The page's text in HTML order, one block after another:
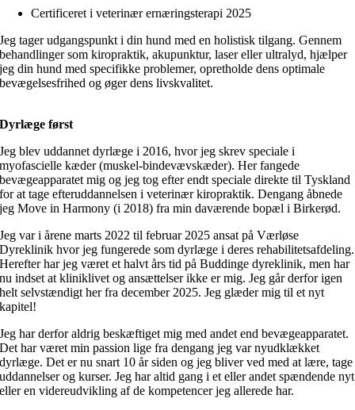
Certificeret i veterinær ernæringsterapi 2025
Jeg tager udgangspunkt i din hund med en holistisk tilgang. Gennem
behandlinger som kiropraktik, akupunktur, laser eller ultralyd, hjælper
jeg din hund med specifikke problemer, opretholde dens optimale
bevægelsesfrihed og øger dens livskvalitet.
Dyrlæge først
Jeg blev uddannet dyrlæge i 2016, hvor jeg skrev speciale i
myofascielle kæder (muskel-bindevævskæder). Her fangede
bevægeapparatet mig og jeg tog efter endt speciale direkte til Tyskland
for at tage efteruddannelsen i veterinær kiropraktik. Dengang åbnede
jeg Move in Harmony (i 2018) fra min daværende bopæl i Birkerød.
Jeg var i årene marts 2022 til februar 2025 ansat på Værløse
Dyreklinik hvor jeg fungerede som dyrlæge i deres rehabilitetsafdeling.
Herefter har jeg været et halvt års tid på Buddinge dyreklinik, men har
nu indset at kliniklivet og ansættelser ikke er mig. Jeg går derfor igen
helt selvstændigt her fra december 2025. Jeg glæder mig til et nyt
kapitel!
Jeg har derfor aldrig beskæftiget mig med andet end bevægeapparatet.
Det har været min passion lige fra dengang jeg var nyudklækket
dyrlæge. Det er nu snart 10 år siden og jeg bliver ved med at lære, tage
uddannelser og kurser. Jeg har altid gang i et eller andet spændende nyt
eller en videreudvikling af de kompetencer jeg allerede har.